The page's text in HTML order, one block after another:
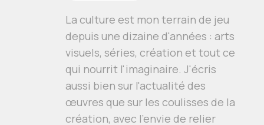
La culture est mon terrain de jeu
depuis une dizaine d'années : arts
visuels, séries, création et tout ce
qui nourrit l'imaginaire. J'écris
aussi bien sur l'actualité des
œuvres que sur les coulisses de la
création, avec l'envie de relier